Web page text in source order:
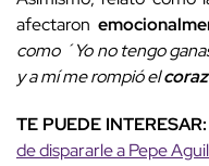
afectaron
como ´Yo no tengo
y a mí me rompió el
TE PUEDE
de dispararle a Pepe